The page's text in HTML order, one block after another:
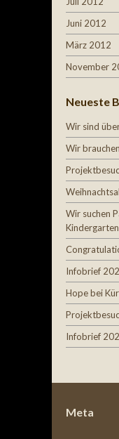
Juni 2012
März 2012
November
Neueste
Wir sind
Wir
Wir suchen
Infobrief
Hope bei
Infobrief
Meta